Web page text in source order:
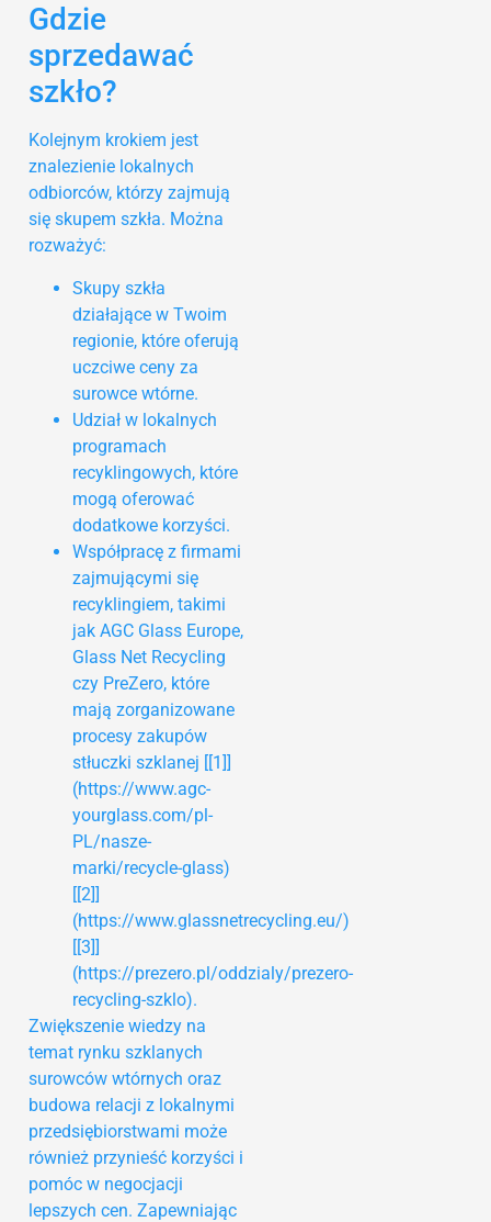
Gdzie
sprzedawać
szkło?
Kolejnym krokiem jest
znalezienie lokalnych
odbiorców, którzy zajmują
się skupem szkła. Można
rozważyć:
Skupy szkła
działające w Twoim
regionie, które oferują
uczciwe ceny za
surowce wtórne.
Udział w lokalnych
programach
recyklingowych, które
mogą oferować
dodatkowe korzyści.
Współpracę z firmami
zajmującymi się
recyklingiem, takimi
jak AGC Glass Europe,
Glass Net Recycling
czy PreZero, które
mają zorganizowane
procesy zakupów
stłuczki szklanej [[1]]
(https://www.agc-
yourglass.com/pl-
PL/nasze-
marki/recycle-glass)
[[2]]
(https://www.glassnetrecycling.eu/)
[[3]]
(https://prezero.pl/oddzialy/prezero-
recycling-szklo).
Zwiększenie wiedzy na
temat rynku szklanych
surowców wtórnych oraz
budowa relacji z lokalnymi
przedsiębiorstwami może
również przynieść korzyści i
pomóc w negocjacji
lepszych cen. Zapewniając